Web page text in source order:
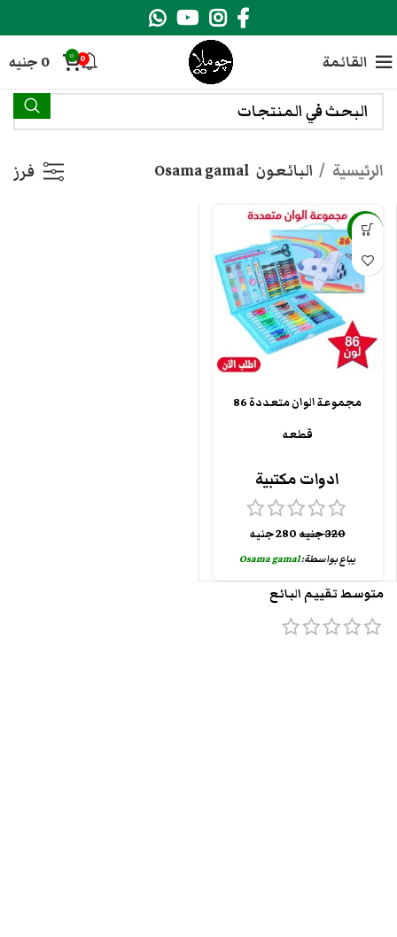
القائمة 0
0
0 جنيه
الرئيسية البائعون Osama gamal فرز
-13%
مجموعة الوان متعددة 86
قطعه
ادوات مكتبية
320جنيه280جنيه
يباع بواسطة:Osama gamal
متوسط تقييم البائع